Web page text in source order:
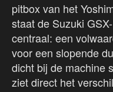
pitbox van het
staat de Suzuki
centraal: een
voor een slopende
dicht bij de machine
ziet direct het